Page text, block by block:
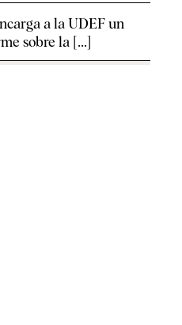
a la UDEF un
sobre la [...]